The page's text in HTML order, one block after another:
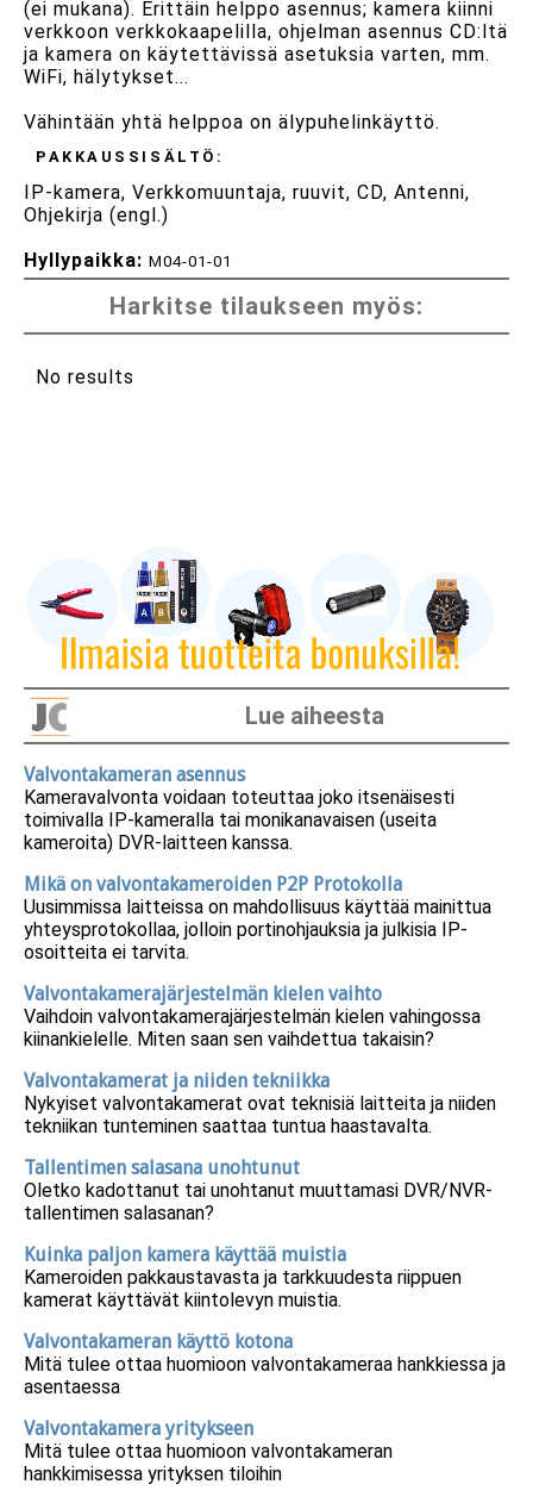
(ei mukana). Erittäin helppo asennus; kamera kiinni
verkkoon verkkokaapelilla, ohjelman asennus CD:ltä
ja kamera on käytettävissä asetuksia varten, mm.
WiFi, hälytykset...
Vähintään yhtä helppoa on älypuhelinkäyttö.
PAKKAUSSISÄLTÖ:
IP-kamera, Verkkomuuntaja, ruuvit, CD, Antenni,
Ohjekirja (engl.)
Hyllypaikka: M04-01-01
Harkitse tilaukseen myös:
No results
Lue aiheesta
Valvontakameran asennus
Kameravalvonta voidaan toteuttaa joko itsenäisesti
toimivalla IP-kameralla tai monikanavaisen (useita
kameroita) DVR-laitteen kanssa.
Mikä on valvontakameroiden P2P Protokolla
Uusimmissa laitteissa on mahdollisuus käyttää mainittua
yhteysprotokollaa, jolloin portinohjauksia ja julkisia IP-
osoitteita ei tarvita.
Valvontakamerajärjestelmän kielen vaihto
Vaihdoin valvontakamerajärjestelmän kielen vahingossa
kiinankielelle. Miten saan sen vaihdettua takaisin?
Valvontakamerat ja niiden tekniikka
Nykyiset valvontakamerat ovat teknisiä laitteita ja niiden
tekniikan tunteminen saattaa tuntua haastavalta.
Tallentimen salasana unohtunut
Oletko kadottanut tai unohtanut muuttamasi DVR/NVR-
tallentimen salasanan?
Kuinka paljon kamera käyttää muistia
Kameroiden pakkaustavasta ja tarkkuudesta riippuen
kamerat käyttävät kiintolevyn muistia.
Valvontakameran käyttö kotona
Mitä tulee ottaa huomioon valvontakameraa hankkiessa ja
asentaessa
Valvontakamera yritykseen
Mitä tulee ottaa huomioon valvontakameran
hankkimisessa yrityksen tiloihin